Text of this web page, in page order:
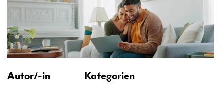
Autor/-in Kategorien